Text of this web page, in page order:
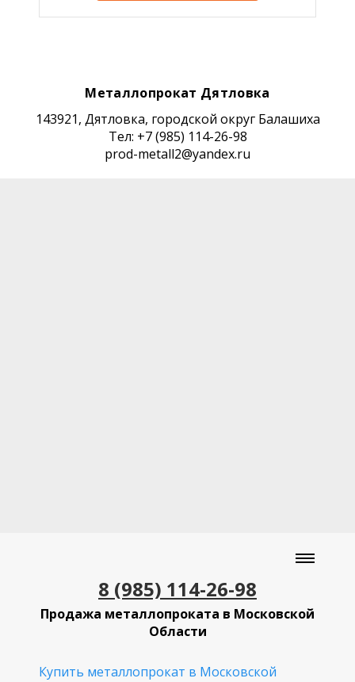
Металлопрокат Дятловка
143921, Дятловка, городской округ Балашиха
Тел: +7 (985) 114-26-98
prod-metall2@yandex.ru
8 (985) 114-26-98
Продажа металлопроката в Московской
Области
Купить металлопрокат в Московской